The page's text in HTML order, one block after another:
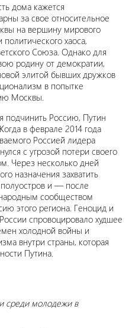
дома кажется
за свое относительное
на вершину мирового
хаоса,
Союза. Однако для
родину от демократии,
элитой бывших дружков
в попытке
Москвы.
подчинить Россию, Путин
в феврале 2014 года
Россией лидера
с угрозой потери своего
Через несколько дней
назначения захватить
и — после
сообществом
этого региона. Геноцид и
спровоцировало худшее
холодной войны и
внутри страны, которая
Путина.
среди молодежи в